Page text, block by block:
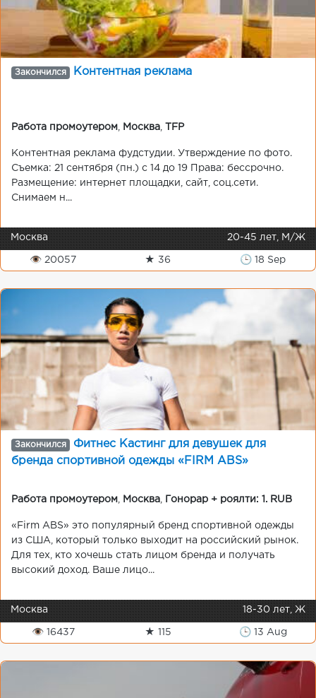
Закончился Контентная реклама
Работа промоутером Москва TFP
Контентная реклама фудстудии. Утверждение по фото.
Съемка: 21 сентября (пн.) с 14 до 19 Права: бессрочно.
Размещение: интернет площадки, сайт, соц.сети.
Снимаем н...
Москва 20-45 лет, М/Ж
👁 20057 ★ 36 🕒 18 Sep
Закончился
Фитнес Кастинг для девушек для
бренда спортивной одежды «FIRM ABS»
Работа промоутером Москва Гонорар + роялти: 1. RUB
«Firm ABS» это популярный бренд спортивной одежды
из США, который только выходит на российский рынок.
Для тех, кто хочешь стать лицом бренда и получать
высокий доход. Ваше лицо...
Москва 18-30 лет, Ж
👁 16437 ★ 115 🕒 13 Aug